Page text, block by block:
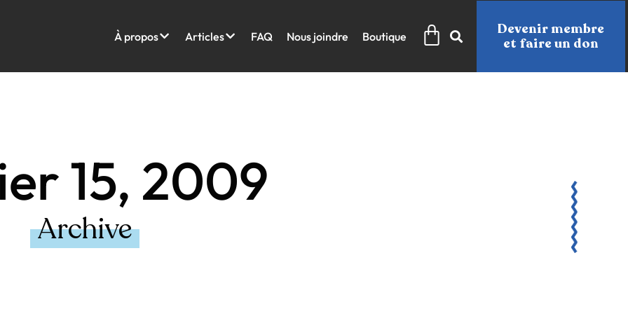
À propos Articles FAQ Nous joindre Boutique Panier
Devenir membre
et faire un don
15, 2009
Archive